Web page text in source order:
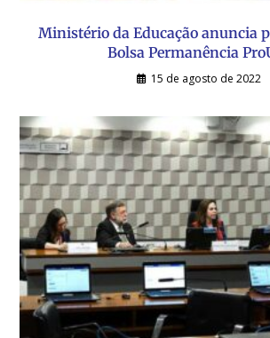
Ministério da Educação anuncia
Bolsa Permanência
15 de agosto de 2022